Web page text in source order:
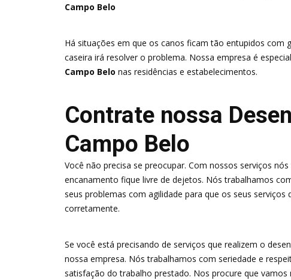
Campo Belo
Há situações em que os canos ficam tão entupidos com
caseira irá resolver o problema. Nossa empresa é
Campo Belo nas residências e estabelecimentos.
Contrate nossa
Campo Belo
Você não precisa se preocupar. Com nossos serviços
encanamento fique livre de dejetos. Nós trabalhamos
seus problemas com agilidade para que os seus
corretamente.
Se você está precisando de serviços que realizem o
nossa empresa. Nós trabalhamos com seriedade e
satisfação do trabalho prestado. Nos procure que